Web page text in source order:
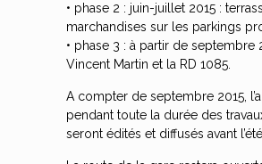
• phase 2 : juin-juillet 2015 :
marchandises sur les parkings
• phase 3 : à partir de
Vincent Martin et la RD 1085.
A compter de septembre 2015,
pendant toute la durée des
seront édités et diffusés avant l’été.